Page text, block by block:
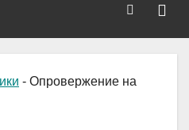
- Опровержение на